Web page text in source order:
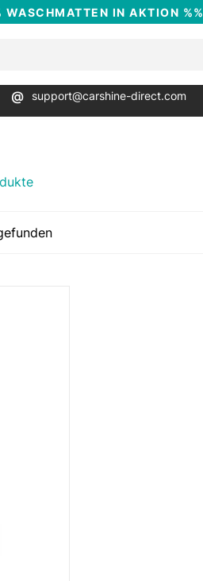
WASCHMATTEN IN AKTION %%
@ support@carshine-direct.com